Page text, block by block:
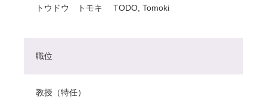
トウドウ トモキ TODO, Tomoki
職位
教授（特任）